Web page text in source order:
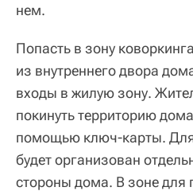
нем.
Попасть в зону
из внутреннего двора
входы в жилую зону.
покинуть территорию
помощью ключ-карты. Для
будет организован
стороны дома. В зоне для